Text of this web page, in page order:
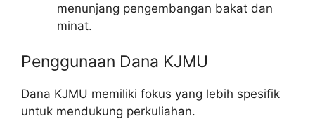
menunjang pengembangan bakat dan
minat.
Penggunaan Dana KJMU
Dana KJMU memiliki fokus yang lebih spesifik
untuk mendukung perkuliahan.